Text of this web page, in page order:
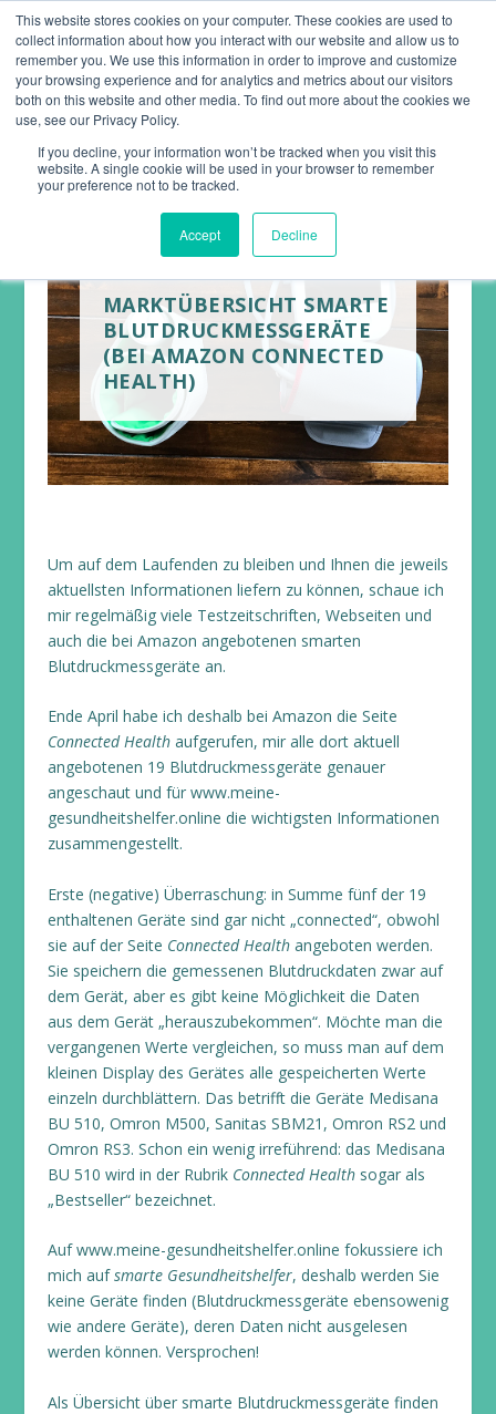
This website stores cookies on your computer. These cookies are used to
collect information about how you interact with our website and allow us to
remember you. We use this information in order to improve and customize
your browsing experience and for analytics and metrics about our visitors
both on this website and other media. To find out more about the cookies we
use, see our Privacy Policy.
If you decline, your information won’t be tracked when you visit this
website. A single cookie will be used in your browser to remember
your preference not to be tracked.
Accept Decline
MARKTÜBERSICHT SMARTE
BLUTDRUCKMESSGERÄTE
(BEI AMAZON CONNECTED
HEALTH)
Um auf dem Laufenden zu bleiben und Ihnen die jeweils
aktuellsten Informationen liefern zu können, schaue ich
mir regelmäßig viele Testzeitschriften, Webseiten und
auch die bei Amazon angebotenen smarten
Blutdruckmessgeräte an.
Ende April habe ich deshalb bei Amazon die Seite
Connected Healthaufgerufen, mir alle dort aktuell
angebotenen 19 Blutdruckmessgeräte genauer
angeschaut und für www.meine-
gesundheitshelfer.online die wichtigsten Informationen
zusammengestellt.
Erste (negative) Überraschung: in Summe fünf der 19
enthaltenen Geräte sind gar nicht „connected“, obwohl
sie auf der Seite Connected Healthangeboten werden.
Sie speichern die gemessenen Blutdruckdaten zwar auf
dem Gerät, aber es gibt keine Möglichkeit die Daten
aus dem Gerät „herauszubekommen“. Möchte man die
vergangenen Werte vergleichen, so muss man auf dem
kleinen Display des Gerätes alle gespeicherten Werte
einzeln durchblättern. Das betrifft die Geräte Medisana
BU 510, Omron M500, Sanitas SBM21, Omron RS2 und
Omron RS3. Schon ein wenig irreführend: das Medisana
BU 510 wird in der Rubrik Connected Healthsogar als
„Bestseller“ bezeichnet.
Auf www.meine-gesundheitshelfer.online fokussiere ich
mich aufsmarte Gesundheitshelfer, deshalb werden Sie
keine Geräte finden (Blutdruckmessgeräte ebensowenig
wie andere Geräte), deren Daten nicht ausgelesen
werden können. Versprochen!
Als Übersicht über smarte Blutdruckmessgeräte finden